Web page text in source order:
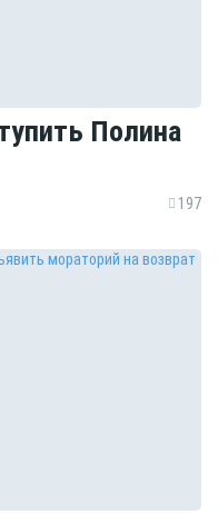
Полина
197